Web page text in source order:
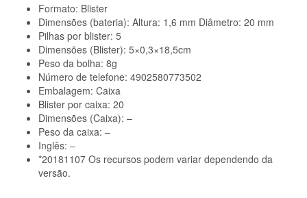
Formato: Blister
Dimensões (bateria): Altura: 1,6 mm Diâmetro: 20 mm
Pilhas por blister: 5
Dimensões (Blister): 5×0,3×18,5cm
Peso da bolha: 8g
Número de telefone: 4902580773502
Embalagem: Caixa
Blister por caixa: 20
Dimensões (Caixa): –
Peso da caixa: –
Inglês: –
*20181107 Os recursos podem variar dependendo da
versão.